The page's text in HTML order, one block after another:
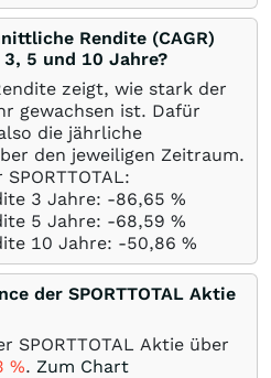
Rendite (CAGR)
3, 5 und 10 Jahre?
zeigt, wie stark der
gewachsen ist. Dafür
die jährliche
den jeweiligen Zeitraum.
3 Jahre: -86,65 %
5 Jahre: -68,59 %
10 Jahre: -50,86 %
der SPORTTOTAL Aktie
SPORTTOTAL Aktie über
%. Zum Chart